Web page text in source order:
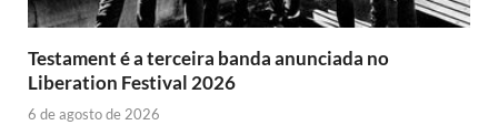
Testament é a terceira banda anunciada no
Liberation Festival 2026
6 de agosto de 2026